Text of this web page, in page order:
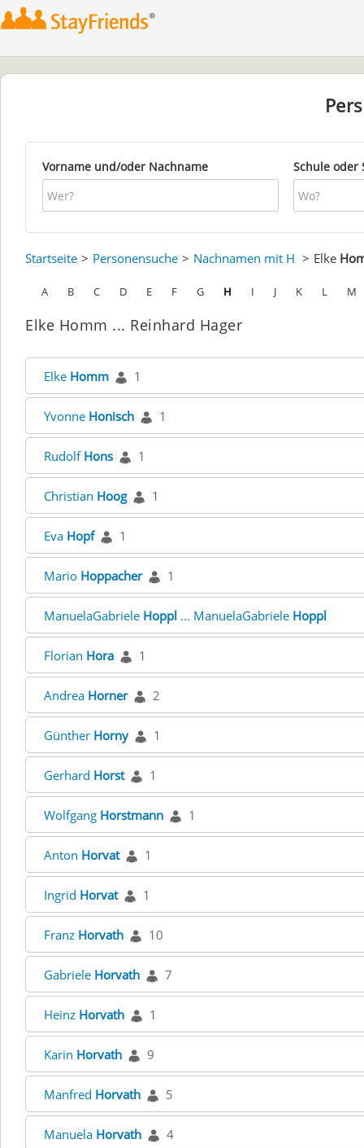
Vorname und/oder Nachname Schule oder
Startseite Personensuche Nachnamen mit H Elke
A B C D E F G H I J K L M
Elke Homm ... Reinhard Hager
Elke Homm 1
Yvonne Honisch 1
Rudolf Hons 1
Christian Hoog 1
Eva Hopf 1
Mario Hoppacher 1
ManuelaGabriele Hoppl ... ManuelaGabriele Hoppl
Florian Hora 1
Andrea Horner 2
Günther Horny 1
Gerhard Horst 1
Wolfgang Horstmann 1
Anton Horvat 1
Ingrid Horvat 1
Franz Horvath 10
Gabriele Horvath 7
Heinz Horvath 1
Karin Horvath 9
Manfred Horvath 5
Manuela Horvath 4